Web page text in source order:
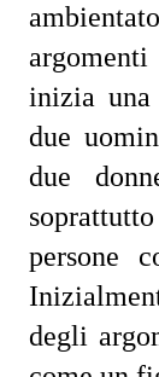
inizia una
due
due
persone
degli